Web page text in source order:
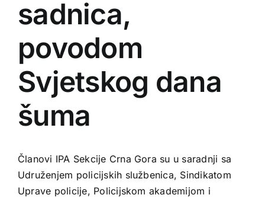
sadnica,
povodom
Svjetskog dana
šuma
Članovi IPA Sekcije Crna Gora su u saradnji sa
Udruženjem policijskih službenica, Sindikatom
Uprave policije, Policijskom akademijom i